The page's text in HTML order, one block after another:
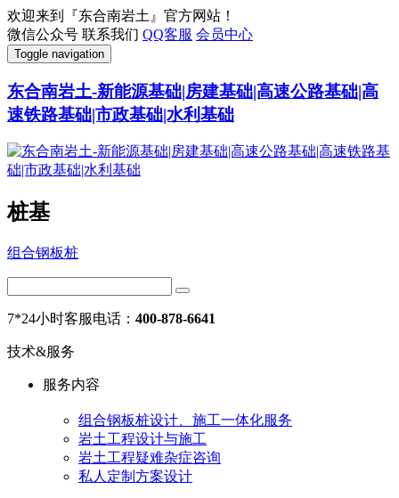
欢迎来到『东合南岩土』官方网站！
微信公众号 联系我们 QQ客服 会员中心
Toggle navigation
东合南岩土-新能源基础|房建基础|高速公路基础|高
速铁路基础|市政基础|水利基础
桩基
组合钢板桩
7*24小时客服电话： 400-878-6641
技术&服务
服务内容
组合钢板桩设计、施工一体化服务
岩土工程设计与施工
岩土工程疑难杂症咨询
私人定制方案设计